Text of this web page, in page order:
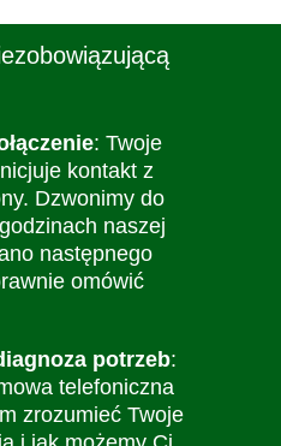
: Twoje
kontakt z
Dzwonimy do
naszej
następnego
omówić
potrzeb:
telefoniczna
zrozumieć Twoje